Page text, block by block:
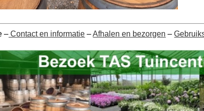
– Contact en informatie –Afhalen en bezorgen –